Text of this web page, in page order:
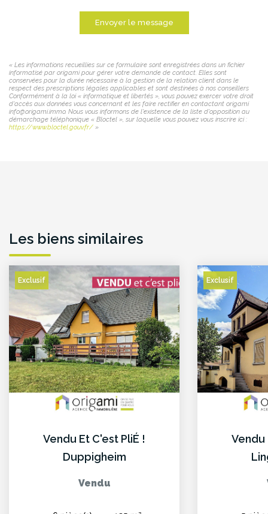
Envoyer le message
« Les informations recueillies sur ce formulaire sont enregistrées dans un fichier
informatisé par origami pour gérer votre demande de contact. Elles sont
conservées pour la durée nécessaire à la gestion de la relation client dans le
respect des prescriptions légales applicables et sont destinées à nos conseillers
Conformément à la loi « informatique et libertés », vous pouvez exercer votre droit
d'accès aux données vous concernant et les faire rectifier en contactant origami
info@origami.immo. Nous vous informons de l'existence de la liste d'opposition au
démarchage téléphonique « Bloctel », sur laquelle vous pouvez vous inscrire ici :
https://www.bloctel.gouv.fr/ »
Les biens similaires
Exclusif
Vendu Et C'est PliÉ !
Duppigheim
Vendu
Exclusif
Vendu